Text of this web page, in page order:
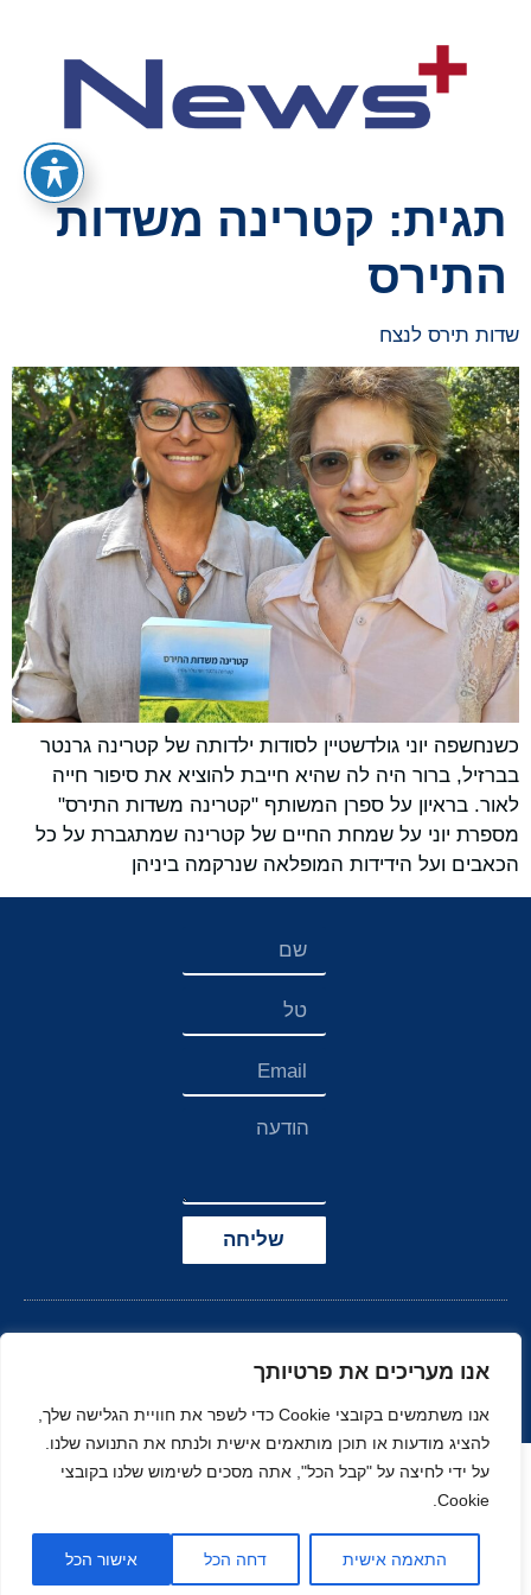
אנו מעריכים את פרטיותך
אנו משתמשים בקובצי Cookie כדי לשפר את חוויית הגלישה שלך,
להציג מודעות או תוכן מותאמים אישית ולנתח את התנועה שלנו.
על ידי לחיצה על "קבל הכל", אתה מסכים לשימוש שלנו בקובצי
Cookie.
התאמה אישית דחה הכל אישור הכל
תגית: קטרינה משדות
התירס
שדות תירס לנצח
כשנחשפה יוני גולדשטיין לסודות ילדותה של קטרינה גרנטר
בברזיל, ברור היה לה שהיא חייבת להוציא את סיפור חייה
לאור. בראיון על ספרן המשותף "קטרינה משדות התירס"
מספרת יוני על שמחת החיים של קטרינה שמתגברת על כל
הכאבים ועל הידידות המופלאה שנרקמה ביניהן
שליחה
הצהרת נגישות
נוי
MOONART